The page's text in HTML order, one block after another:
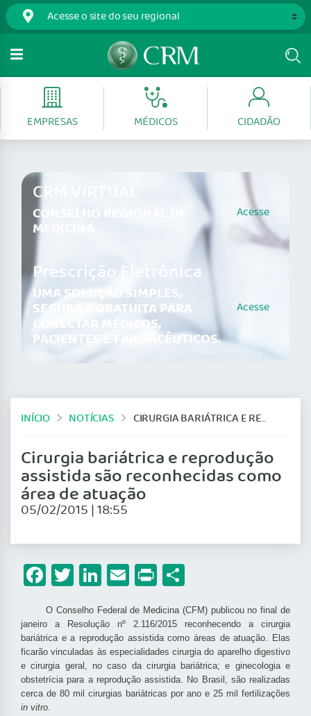
EMPRESAS MÉDICOS CIDADÃO
CRM VIRTUAL
CONSELHO REGIONAL DE
MEDICINA
Acesse
Prescrição Eletrônica
UMA SOLUÇÃO SIMPLES,
SEGURA E GRATUITA PARA
CONECTAR MÉDICOS,
PACIENTES E FARMACÊUTICOS.
Acesse
INÍCIO NOTÍCIAS CIRURGIA BARIÁTRICA E REPRODUÇÃO ASSISTIDA SÃO RECONHECIDAS COMO ÁREA DE ATUAÇÃO
Cirurgia bariátrica e reprodução
assistida são reconhecidas como
área de atuação
05/02/2015 | 18:55
Facebook
Twitter
LinkedIn
Email
Print
O Conselho Federal de Medicina (CFM) publicou no final de
janeiro a Resolução nº 2.116/2015 reconhecendo a cirurgia
bariátrica e a reprodução assistida como áreas de atuação. Elas
ficarão vinculadas às especialidades cirurgia do aparelho digestivo
e cirurgia geral, no caso da cirurgia bariátrica; e ginecologia e
obstetrícia para a reprodução assistida. No Brasil, são realizadas
cerca de 80 mil cirurgias bariátricas por ano e 25 mil fertilizações
in vitro.